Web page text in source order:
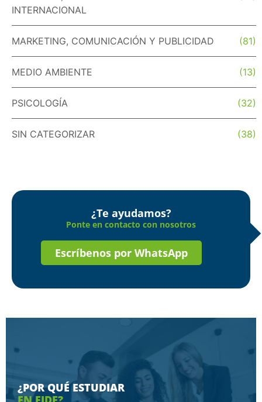
INTERNACIONAL
MARKETING, COMUNICACIÓN Y PUBLICIDAD (81)
MEDIO AMBIENTE (13)
PSICOLOGÍA (32)
SIN CATEGORIZAR (38)
¿Te ayudamos?
Ponte en contacto con nosotros
Escríbenos por WhatsApp
¿POR QUÉ ESTUDIAR